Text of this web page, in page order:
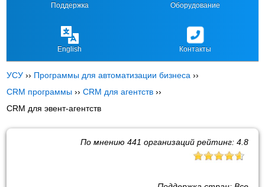
Поддержка Оборудование
English Контакты
УСУ ›› Программы для автоматизации бизнеса ››
CRM программы ››CRM для агентств ››
CRM для эвент-агентств
По мнению 441 организаций рейтинг: 4.8